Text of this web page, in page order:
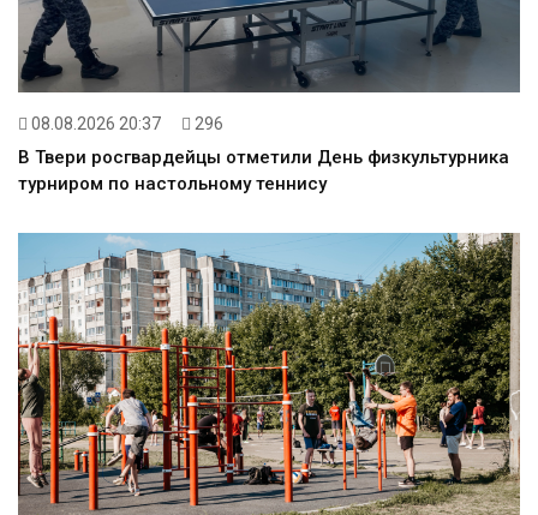
08.08.2026 20:37 296
В Твери росгвардейцы отметили День физкультурника
турниром по настольному теннису